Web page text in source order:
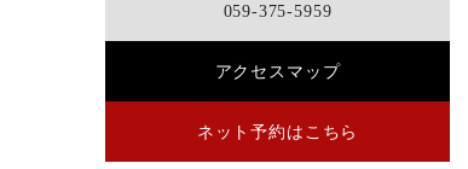
059-375-5959
アクセスマップ
ネット予約はこちら